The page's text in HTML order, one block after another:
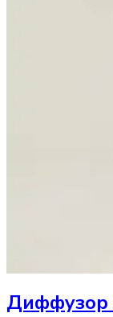
Диффузор